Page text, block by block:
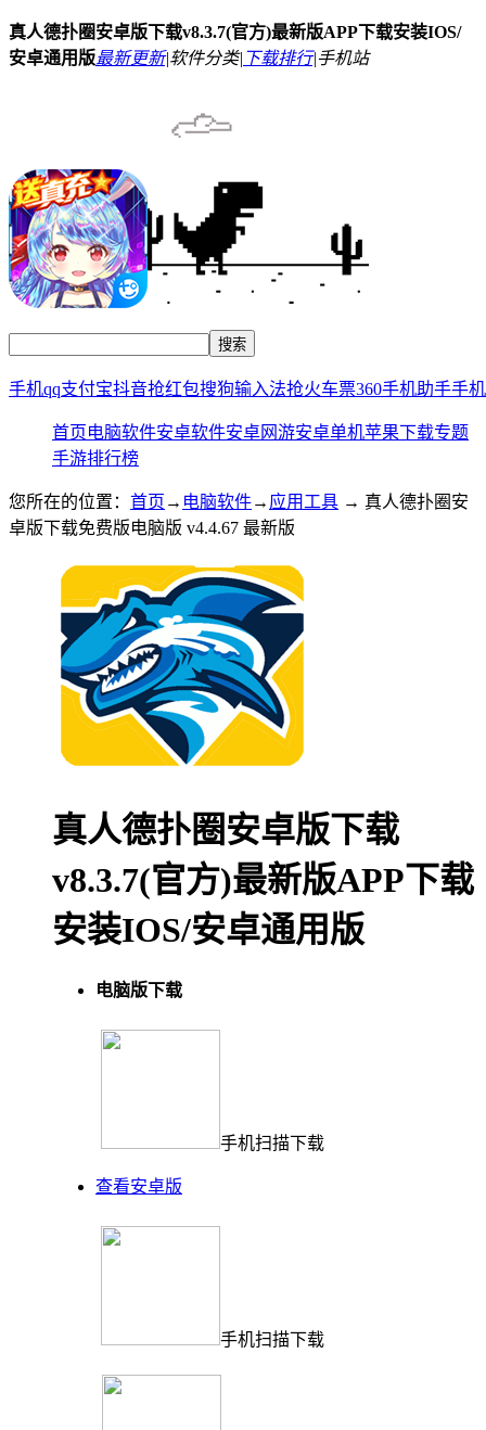
真人德扑圈安卓版下载v8.3.7(官方)最新版APP下载安装IOS/
安卓通用版最新更新|软件分类| 下载排行|手机站
手机qq支付宝抖音抢红包搜狗输入法抢火车票360手机助手手
首页电脑软件安卓软件安卓网游安卓单机苹果下载专题
手游排行榜
您所在的位置： 首页 → 电脑软件→ 应用工具 → 真人德扑圈安
卓版下载免费版电脑版 v4.4.67 最新版
真人德扑圈安卓版下载
v8.3.7(官方)最新版APP下载
安装IOS/安卓通用版
电脑版下载
手机扫描下载
查看安卓版
手机扫描下载